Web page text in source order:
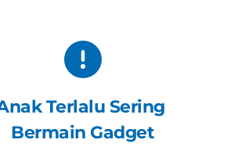
Terlalu Sering
Bermain Gadget